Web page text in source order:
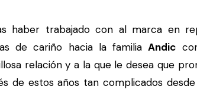
trabajado con al marca en
de cariño hacia la familiaAndic
relación y a la que le desea que
de estos años tan complicados